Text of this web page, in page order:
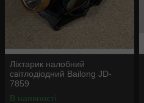
Ліхтарик налобний
світлодіодний Bailong JD-
7859
В наявності